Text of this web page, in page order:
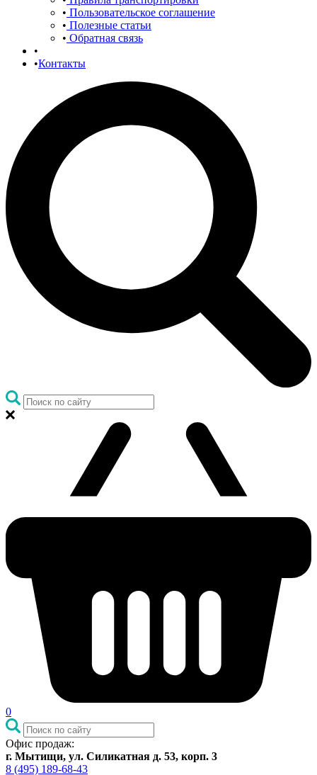
Пользовательское соглашение
Полезные статьи
Обратная связь
Контакты
0
Офис продаж:
г. Мытищи, ул. Силикатная д. 53, корп. 3
8 (495) 189-68-43